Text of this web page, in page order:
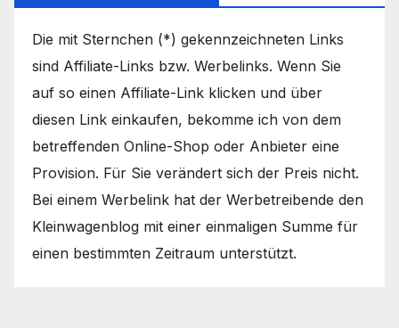
Die mit Sternchen (*) gekennzeichneten Links
sind Affiliate-Links bzw. Werbelinks. Wenn Sie
auf so einen Affiliate-Link klicken und über
diesen Link einkaufen, bekomme ich von dem
betreffenden Online-Shop oder Anbieter eine
Provision. Für Sie verändert sich der Preis nicht.
Bei einem Werbelink hat der Werbetreibende den
Kleinwagenblog mit einer einmaligen Summe für
einen bestimmten Zeitraum unterstützt.